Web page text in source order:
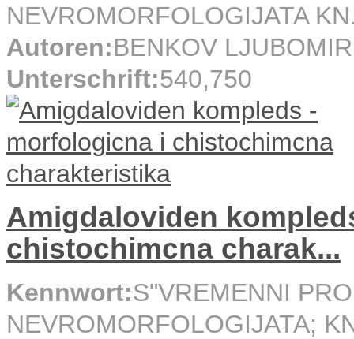
NEVROMORFOLOGIJATA
Autoren:BENKOV LJUBOMIR
Unterschrift:540,750
Amigdaloviden
chistochimcna charak...
Kennwort:S"VREMENNI
NEVROMORFOLOGIJATA;